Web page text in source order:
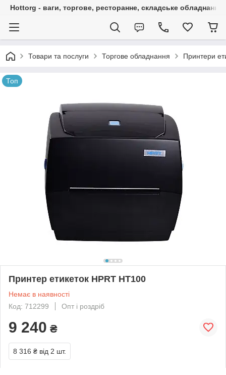
Hottorg - ваги, торгове, ресторанне, складське обладнання
Товари та послуги Торгове обладнання Принтери
Топ
Принтер етикеток HPRT HT100
Немає в наявності
Код: 712299
Опт і роздріб
9 240 ₴
8 316 ₴ від 2 шт.